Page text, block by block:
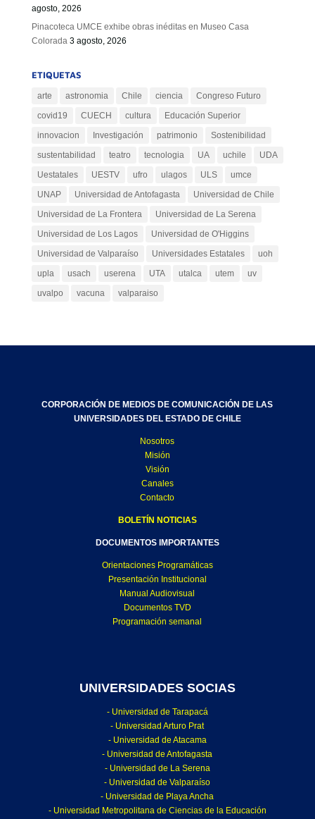
agosto, 2026
Pinacoteca UMCE exhibe obras inéditas en Museo Casa
Colorada 3 agosto, 2026
ETIQUETAS
arte astronomia Chile ciencia
Congreso Futuro
covid19
CUECH cultura
Educación Superior
innovacion
Investigación patrimonio
Sostenibilidad
sustentabilidad
teatro tecnologia UA uchile
UDA
Uestatales
UESTV ufro ulagos ULS
umce
UNAP
Universidad de Antofagasta
Universidad de Chile
Universidad de La Frontera
Universidad de La Serena
Universidad de Los Lagos
Universidad de O'Higgins
Universidad de Valparaíso
Universidades Estatales
uoh
upla
usach userena UTA utalca utem
uv
uvalpo
vacuna valparaiso
CORPORACIÓN DE MEDIOS DE COMUNICACIÓN DE LAS
UNIVERSIDADES DEL ESTADO DE CHILE
Nosotros
Misión
Visión
Canales
Contacto
BOLETÍN NOTICIAS
DOCUMENTOS IMPORTANTES
Orientaciones Programáticas
Presentación Institucional
Manual Audiovisual
Documentos TVD
Programación semanal
UNIVERSIDADES SOCIAS
- Universidad de Tarapacá
- Universidad Arturo Prat
- Universidad de Atacama
- Universidad de Antofagasta
- Universidad de La Serena
- Universidad de Valparaíso
- Universidad de Playa Ancha
- Universidad Metropolitana de Ciencias de la Educación